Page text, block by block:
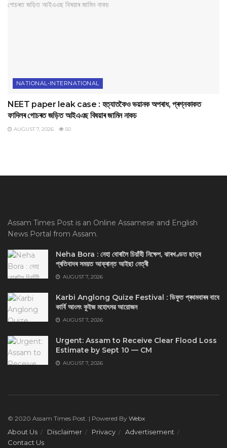
NATIONAL-INTERNATIONAL
NEET paper leak case : হত্যাতকৈও ভয়ানক অপৰাধ, প্ৰশ্নকাকত
ফাদিলৰ গোচৰত জড়িত আইএএছ বিষয়াৰ জামিন নাকচ
AUGUST 7, 2026 50
Assam Times Post is an Online Assamese and English
News Portal from Assam.
Neha Bora : নেহা বোৰালৈ চিয়াঁহী নিক্ষেপ, ঝাৰখণ্ডত ছাত্ৰ
প্ৰতিবাদৰ সময়ত আক্ৰান্ত আইছা নেত্ৰী
AUGUST 7, 2026
Karbi Anglong Quize Festival : ডিফুত প্ৰথমবাৰৰ বাবে
কাৰ্বি আংলং কুইজ মহোৎসৱ আয়োজন
AUGUST 7, 2026
Urgent: Assam to Receive Clear Flood Loss
Estimate by Sept 10 — CM
AUGUST 7, 2026
© 2020 Assam Times Post. | Powered By Webx
About Us Disclaimer Privacy
Advertisement
Contact Us